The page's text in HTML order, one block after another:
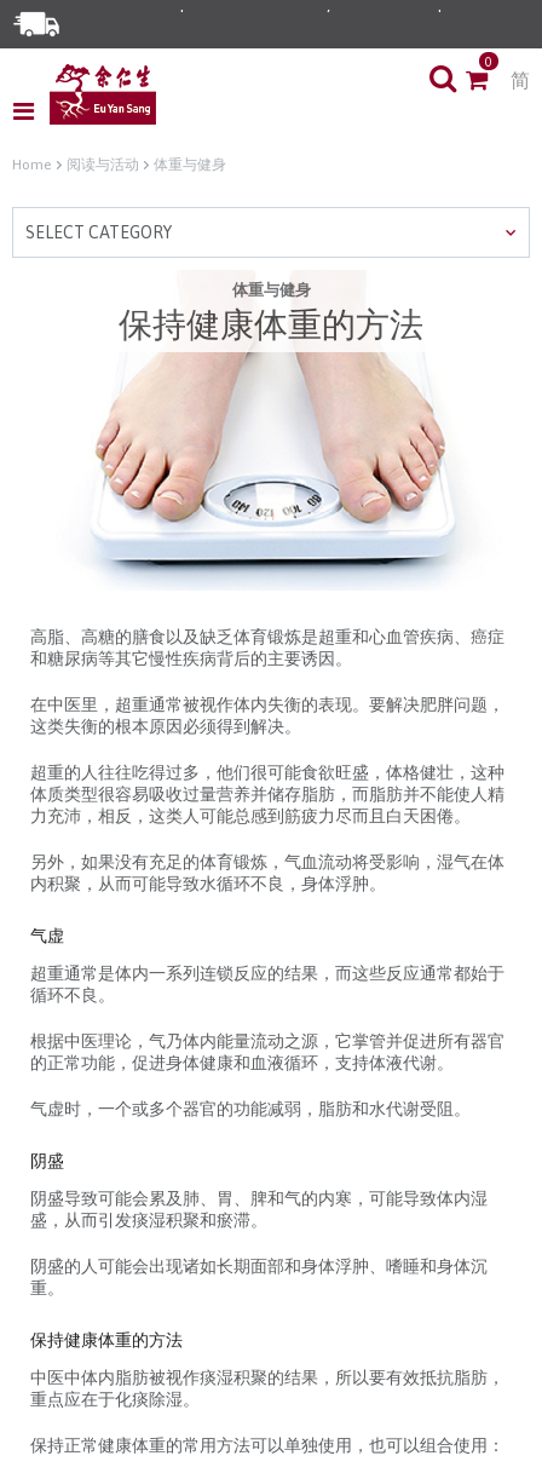
0
简
Home 阅读与活动 体重与健身
SELECT CATEGORY
体重与健身
保持健康体重的方法
高脂、高糖的膳食以及缺乏体育锻炼是超重和心血管疾病、癌症
和糖尿病等其它慢性疾病背后的主要诱因。
在中医里，超重通常被视作体内失衡的表现。要解决肥胖问题，
这类失衡的根本原因必须得到解决。
超重的人往往吃得过多，他们很可能食欲旺盛，体格健壮，这种
体质类型很容易吸收过量营养并储存脂肪，而脂肪并不能使人精
力充沛，相反，这类人可能总感到筋疲力尽而且白天困倦。
另外，如果没有充足的体育锻炼，气血流动将受影响，湿气在体
内积聚，从而可能导致水循环不良，身体浮肿。
气虚
超重通常是体内一系列连锁反应的结果，而这些反应通常都始于
循环不良。
根据中医理论，气乃体内能量流动之源，它掌管并促进所有器官
的正常功能，促进身体健康和血液循环，支持体液代谢。
气虚时，一个或多个器官的功能减弱，脂肪和水代谢受阻。
阴盛
阴盛导致可能会累及肺、胃、脾和气的内寒，可能导致体内湿
盛，从而引发痰湿积聚和瘀滞。
阴盛的人可能会出现诸如长期面部和身体浮肿、嗜睡和身体沉
重。
保持健康体重的方法
中医中体内脂肪被视作痰湿积聚的结果，所以要有效抵抗脂肪，
重点应在于化痰除湿。
保持正常健康体重的常用方法可以单独使用，也可以组合使用：